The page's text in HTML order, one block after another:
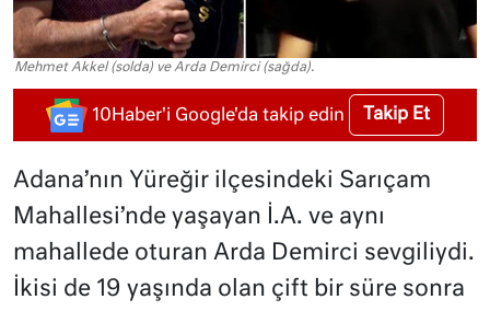
Mehmet Akkel (solda) ve Arda Demirci (sağda).
10Haber'i Google'da takip edin Takip Et
Adana’nın Yüreğir ilçesindeki Sarıçam
Mahallesi’nde yaşayan İ.A. ve aynı
mahallede oturan Arda Demirci sevgiliydi.
İkisi de 19 yaşında olan çift bir süre sonra